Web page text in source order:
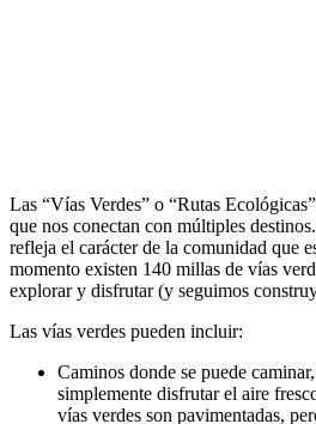
Las “Vías Verdes” o “Rutas
que nos conectan con múltiples
refleja el carácter de la comunidad que
momento existen 140 millas de vías
explorar y disfrutar (y seguimos
Las vías verdes pueden incluir:
Caminos donde se puede
simplemente disfrutar el aire
vías verdes son pavimentadas,